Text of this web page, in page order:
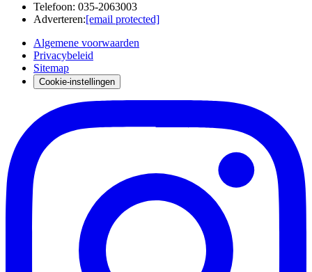
Telefoon: 035-2063003
Adverteren:[email protected]
Algemene voorwaarden
Privacybeleid
Sitemap
Cookie-instellingen